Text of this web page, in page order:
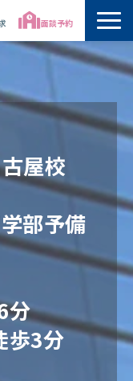
面談予約
屋校
部予備
分
歩3分